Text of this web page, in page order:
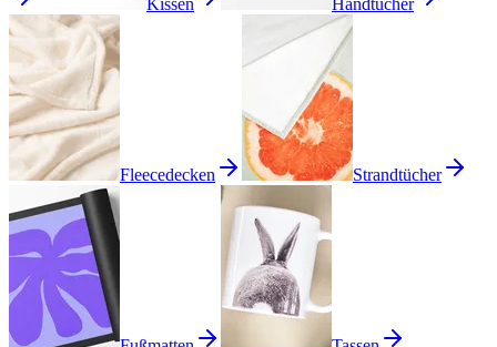
Kissen Handtücher
Fleecedecken Strandtücher